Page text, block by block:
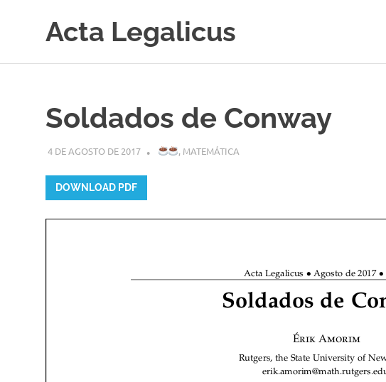
Acta Legalicus
Soldados de Conway
4 DE AGOSTO DE 2017 MARINA ANDRETTA
, MATEMÁTICA
DOWNLOAD PDF